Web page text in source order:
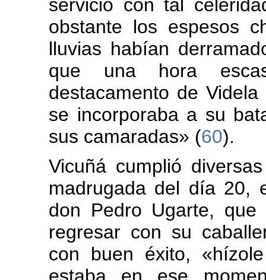
servicio con tal
obstante los espesos
lluvias habían
que una hora
destacamento de
se incorporaba a su
sus camaradas» (60).
Vicuñá cumplió
madrugada del día 20,
don Pedro Ugarte,
regresar con su
con buen éxito,